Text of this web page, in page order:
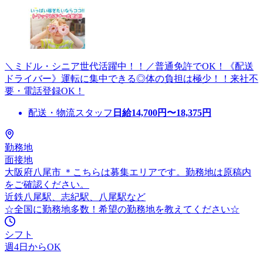
＼ミドル・シニア世代活躍中！！／普通免許でOK！《配送
ドライバー》運転に集中できる◎体の負担は極少！！来社不
要・電話登録OK！
配送・物流スタッフ 日給14,700円〜18,375円
勤務地
面接地
大阪府八尾市 ＊こちらは募集エリアです。勤務地は原稿内
をご確認ください。
近鉄八尾駅、志紀駅、八尾駅など
☆全国に勤務地多数！希望の勤務地を教えてください☆
シフト
週4日からOK